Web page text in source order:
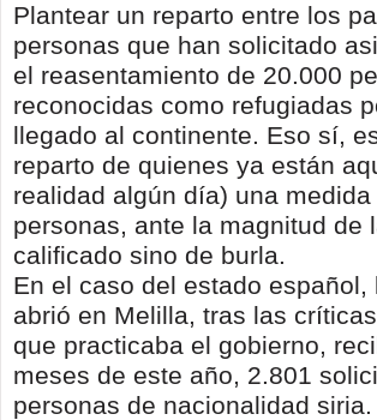
Plantear un reparto entre los
personas que han solicitado
el reasentamiento de 20.000
reconocidas como refugiadas
llegado al continente. Eso sí,
reparto de quienes ya están
realidad algún día) una medida
personas, ante la magnitud de
calificado sino de burla.
En el caso del estado
abrió en Melilla, tras las
que practicaba el gobierno,
meses de este año, 2.801
personas de nacionalidad